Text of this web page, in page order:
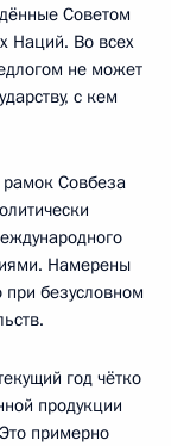
Советом
Наций. Во всех
не может
с кем
Совбеза
Намерены
при безусловном
год чётко
продукции
примерно